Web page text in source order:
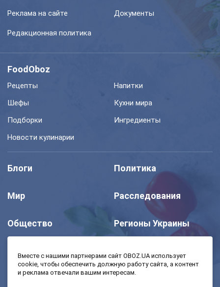
Реклама на сайте Документы
Редакционная политика
FoodOboz
Рецепты
Напитки
Шефы
Кухни мира
Подборки
Ингредиенты
Новости кулинарии
Блоги Политика
Мир Расследования
Общество Регионы Украины
Моя школа Авто
Вместе с нашими партнерами сайт OBOZ.UA использует
cookie, чтобы обеспечить должную работу сайта, а контент
и реклама отвечали вашим интересам.